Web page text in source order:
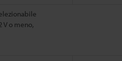
V o meno,